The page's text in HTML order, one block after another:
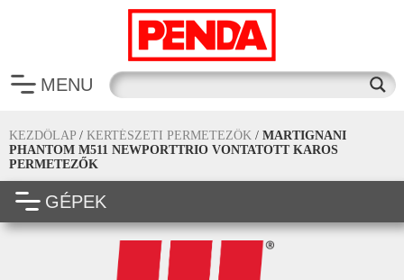
MENU
KEZDŐLAP / KERTÉSZETI PERMETEZŐK / MARTIGNANI
PHANTOM M511 NEWPORTTRIO VONTATOTT KAROS
PERMETEZŐK
GÉPEK